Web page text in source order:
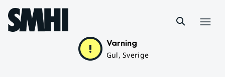
Hoppa till sidans innehåll
Varning
Gul, Sverige